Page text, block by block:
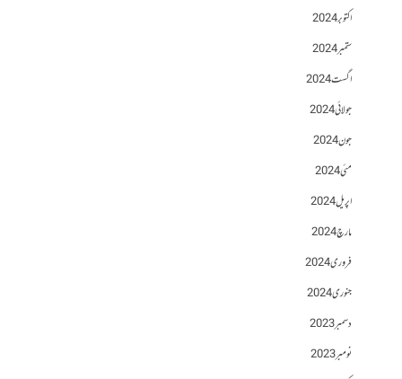
اکتوبر 2024
ستمبر 2024
اگست 2024
جولائی 2024
جون 2024
مئی 2024
اپریل 2024
مارچ 2024
فروری 2024
جنوری 2024
دسمبر 2023
نومبر 2023